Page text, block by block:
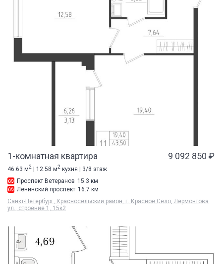
1-комнатная квартира 9 092 850 ₽
46.63 м2 | 12.58 м2 кухня | 3/8 этаж
Проспект Ветеранов 15.3 км
Ленинский проспект 16.7 км
Санкт-Петербург, Красносельский район, г. Красное Село, Лермонтова
ул., строение 1, 15к2